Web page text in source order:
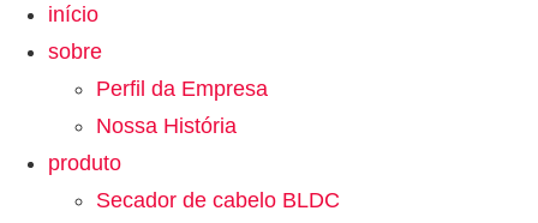
início
sobre
Perfil da Empresa
Nossa História
produto
Secador de cabelo BLDC